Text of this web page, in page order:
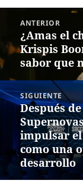
entradas
ANTERIOR
Entrada
anterior:
¿Amas el
Krispis
sabor que
SIGUIENTE
Siguiente
entrada:
Después
impulsar
como una
desarrollo